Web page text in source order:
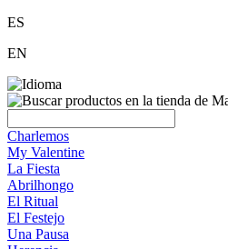
ES
EN
Charlemos
My Valentine
La Fiesta
Abrilhongo
El Ritual
El Festejo
Una Pausa